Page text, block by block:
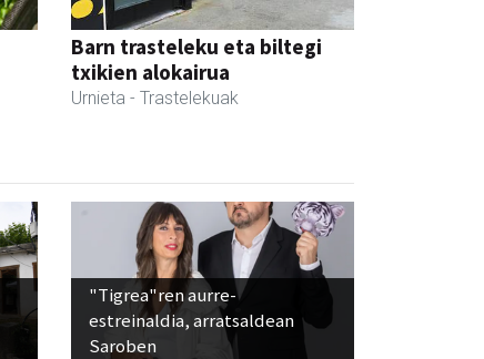
Barn trasteleku eta biltegi
txikien alokairua
Urnieta - Trastelekuak
"Tigrea"ren aurre-
estreinaldia, arratsaldean
Saroben